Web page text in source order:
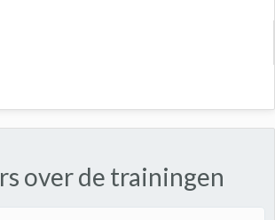
over de trainingen